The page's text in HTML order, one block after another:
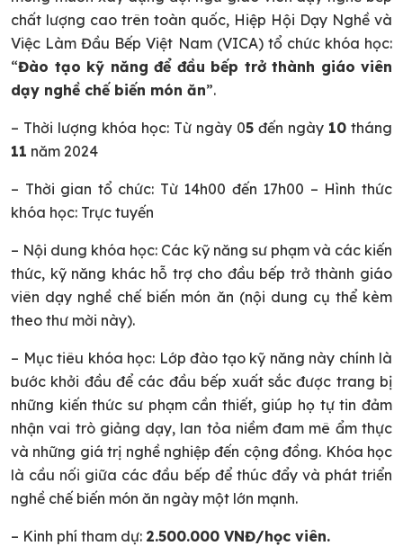
chất lượng cao trên toàn quốc, Hiệp Hội Dạy Nghề và
Việc Làm Đầu Bếp Việt Nam (VICA) tổ chức khóa học:
“Đào tạo kỹ năng để đầu bếp trở thành giáo viên
dạy nghề chế biến món ăn”.
– Thời lượng khóa học: Từ ngày 05 đến ngày 10 tháng
11 năm 2024
– Thời gian tổ chức: Từ 14h00 đến 17h00 – Hình thức
khóa học: Trực tuyến
– Nội dung khóa học: Các kỹ năng sư phạm và các kiến
thức, kỹ năng khác hỗ trợ cho đầu bếp trở thành giáo
viên dạy nghề chế biến món ăn (nội dung cụ thể kèm
theo thư mời này).
– Mục tiêu khóa học: Lớp đào tạo kỹ năng này chính là
bước khởi đầu để các đầu bếp xuất sắc được trang bị
những kiến thức sư phạm cần thiết, giúp họ tự tin đảm
nhận vai trò giảng dạy, lan tỏa niềm đam mê ẩm thực
và những giá trị nghề nghiệp đến cộng đồng. Khóa học
là cầu nối giữa các đầu bếp để thúc đẩy và phát triển
nghề chế biến món ăn ngày một lớn mạnh.
– Kinh phí tham dự: 2.500.000 VNĐ/học viên.